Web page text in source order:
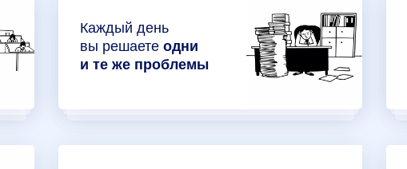
Каждый день
вы решаете одни
и те же проблемы